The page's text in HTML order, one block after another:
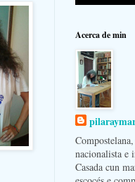
Acerca de min
nacionalista e
Casada cun